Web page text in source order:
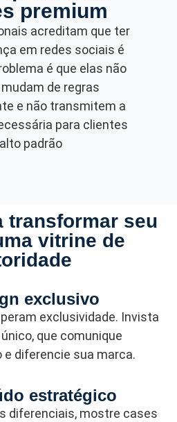
premium
acreditam que ter
em redes sociais é
é que elas não
de regras
e não transmitem a
para clientes
padrão
transformar seu
vitrine de
exclusivo
exclusividade. Invista
que comunique
diferencie sua marca.
estratégico
diferenciais, mostre cases